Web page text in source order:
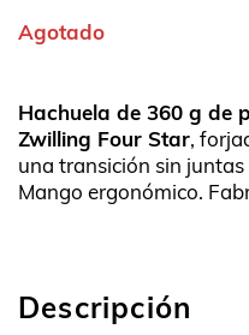
Agotado
Hachuela de 360 g de
Zwilling Four Star,
una transición sin
Mango ergonómico.
Descripción